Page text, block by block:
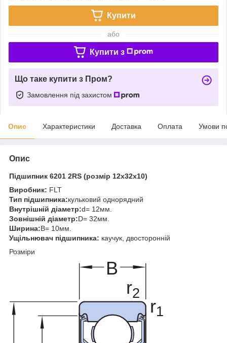
Купити
або
Купити з
Що таке купити з Пром?
Замовлення під захистом
Опис Характеристики Доставка Оплата Умови
Опис
Підшипник 6201 2RS (розмір 12x32x10)
Виробник: FLT
Тип підшипника:кульковий однорядний
Внутрішній діаметр:d= 12мм.
Зовнішній діаметр:D= 32мм.
Ширина:B= 10мм.
Ущільнювач підшипника: каучук, двосторонній
Розміри